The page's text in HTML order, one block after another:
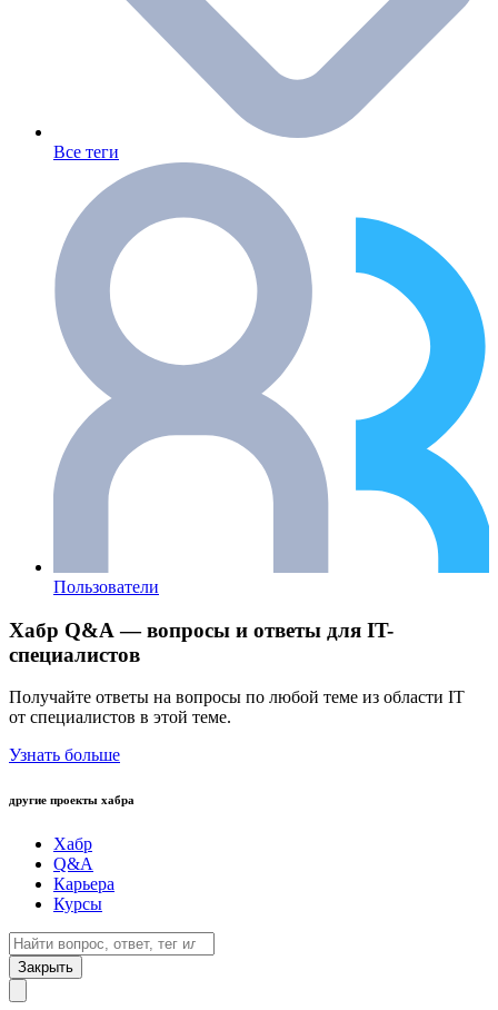
Все теги
Пользователи
Хабр Q&A — вопросы и ответы для IT-
специалистов
Получайте ответы на вопросы по любой теме из области IT
от специалистов в этой теме.
Узнать больше
другие проекты хабра
Хабр
Q&A
Карьера
Курсы
Закрыть